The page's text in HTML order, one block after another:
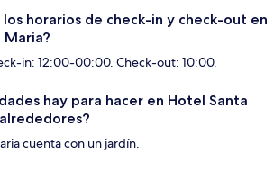
los horarios de check-in y check-out en
Maria?
in: 12:00-00:00. Check-out: 10:00.
hay para hacer en Hotel Santa
cuenta con un jardín.